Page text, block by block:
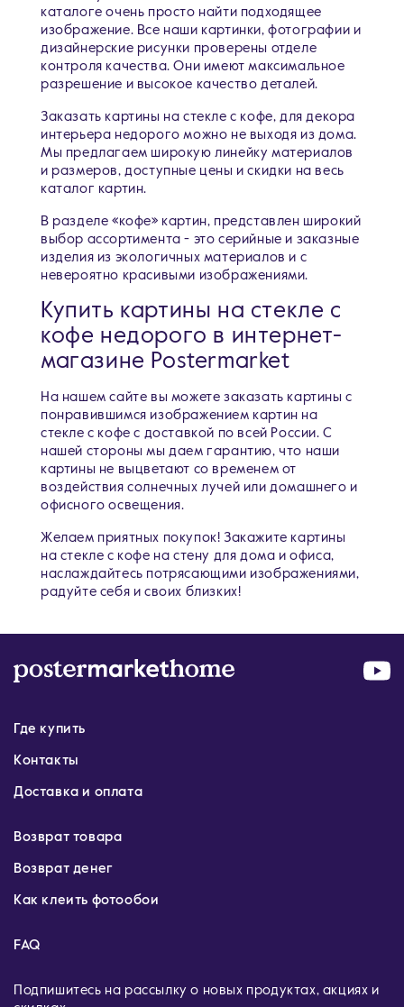
каталоге очень просто найти подходящее
изображение. Все наши картинки, фотографии и
дизайнерские рисунки проверены отделе
контроля качества. Они имеют максимальное
разрешение и высокое качество деталей.
Заказать картины на стекле с кофе, для декора
интерьера недорого можно не выходя из дома.
Мы предлагаем широкую линейку материалов
и размеров, доступные цены и скидки на весь
каталог картин.
В разделе «кофе» картин, представлен широкий
выбор ассортимента - это серийные и заказные
изделия из экологичных материалов и с
невероятно красивыми изображениями.
Купить картины на стекле с
кофе недорого в интернет-
магазине Postermarket
На нашем сайте вы можете заказать картины с
понравившимся изображением картин на
стекле с кофе c доставкой по всей России. С
нашей стороны мы даем гарантию, что наши
картины не выцветают со временем от
воздействия солнечных лучей или домашнего и
офисного освещения.
Желаем приятных покупок! Закажите картины
на стекле с кофе на стену для дома и офиса,
наслаждайтесь потрясающими изображениями,
радуйте себя и своих близких!
Где купить
Контакты
Доставка и оплата
Возврат товара
Возврат денег
Как клеить фотообои
FAQ
Подпишитесь на рассылку о новых продуктах, акциях и